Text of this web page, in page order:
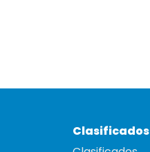
Clasificados